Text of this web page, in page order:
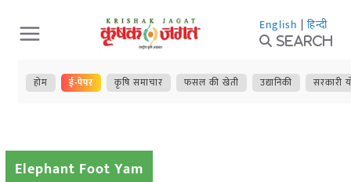
Skip
to
content
English | हिन्दी
Search
होम ई-पेपर कृषि समाचार फसल की खेती उद्यानिकी सरकारी
Elephant Foot Yam